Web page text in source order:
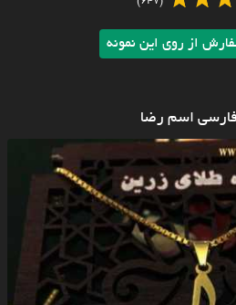
از روی این نمونه
اسم رضا